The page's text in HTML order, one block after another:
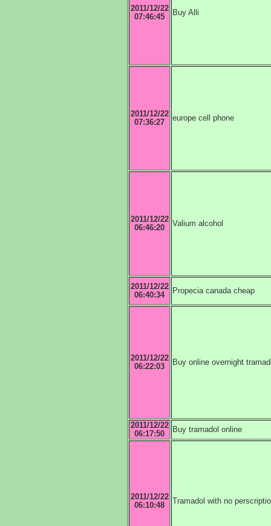
2011/12/22
07:46:45
Buy Alli
2011/12/22
07:36:27
europe cell phone
2011/12/22
06:46:20
Valium alcohol
2011/12/22
06:40:34
Propecia canada cheap
2011/12/22
06:22:03
Buy online overnight
2011/12/22
06:17:50
Buy tramadol online
2011/12/22
06:10:48
Tramadol with no